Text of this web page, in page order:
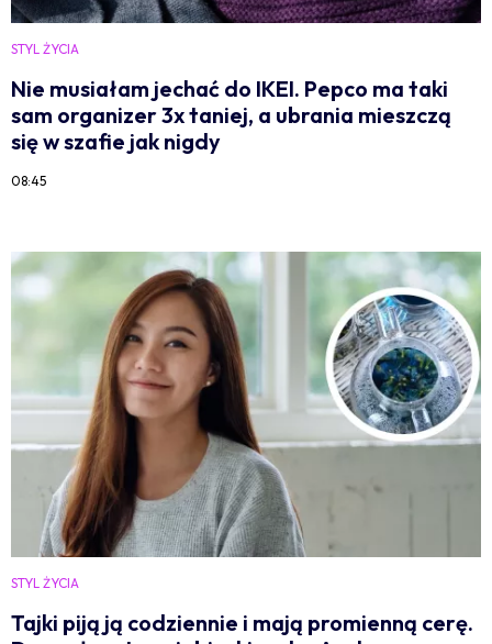
STYL ŻYCIA
Nie musiałam jechać do IKEI. Pepco ma taki
sam organizer 3x taniej, a ubrania mieszczą
się w szafie jak nigdy
08:45
STYL ŻYCIA
Tajki piją ją codziennie i mają promienną cerę.